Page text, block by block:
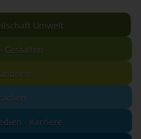
Umwelt
Gestalten
- Karriere